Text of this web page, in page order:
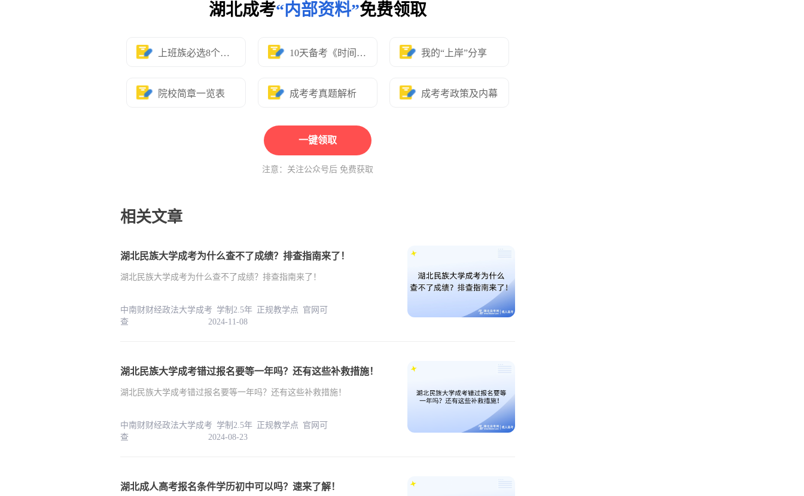
湖北成考“内部资料”免费领取
上班族必选8个专业 10天备考《时间表》 我的“上岸”分享
院校简章一览表 成考考真题解析 成考考政策及内幕
一键领取
注意：关注公众号后 免费获取
相关文章
湖北民族大学成考为什么查不了成绩？排查指南来了！
湖北民族大学成考为什么查不了成绩？排查指南来了！
中南财财经政法大学成考 学制2.5年 正规教学点 官网可
查 2024-11-08
湖北民族大学成考错过报名要等一年吗？还有这些补救措施！
湖北民族大学成考错过报名要等一年吗？还有这些补救措施！
中南财财经政法大学成考 学制2.5年 正规教学点 官网可
查 2024-08-23
湖北成人高考报名条件学历初中可以吗？速来了解！